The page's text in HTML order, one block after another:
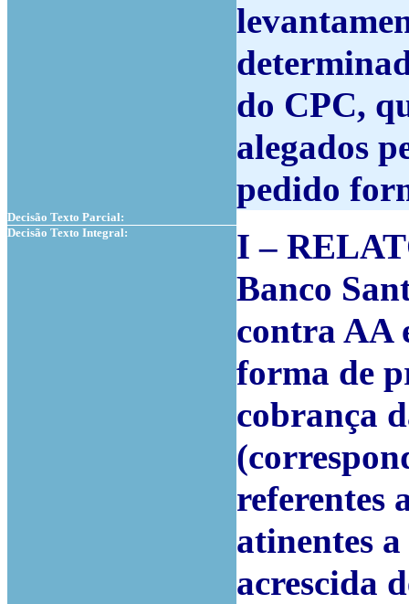
do CPC,
alegados
pedido
Decisão Texto Parcial:
Decisão Texto Integral:
I –
Banco
contra AA
forma de
cobrança
referentes
atinentes
acrescida